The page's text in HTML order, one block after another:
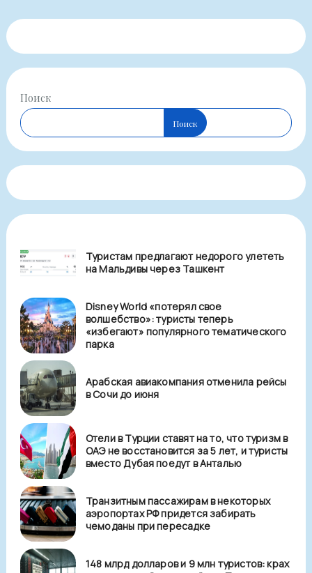
Поиск
Поиск
Туристам предлагают недорого улететь
на Мальдивы через Ташкент
Disney World «потерял свое
волшебство»: туристы теперь
«избегают» популярного тематического
парка
Арабская авиакомпания отменила рейсы
в Сочи до июня
Отели в Турции ставят на то, что туризм в
ОАЭ не восстановится за 5 лет, и туристы
вместо Дубая поедут в Анталью
Транзитным пассажирам в некоторых
аэропортах РФ придется забирать
чемоданы при пересадке
148 млрд долларов и 9 млн туристов: крах